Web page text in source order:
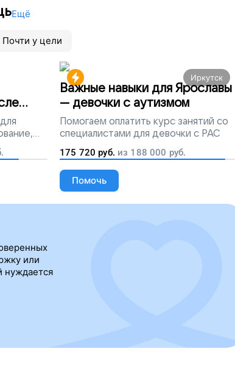
Ещё
Почти у цели
первой
Иркутск
Важные навыки для Ярославы
— девочки с аутизмом
Помогаем оплатить курс занятий со
специалистами для девочки с РАС
175 720 руб. из 188 000 руб.
Помочь
или
нуждается